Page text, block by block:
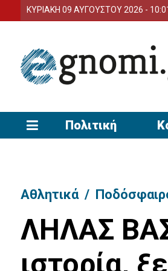
ΚΥΡΙΑΚΗ 09 ΑΥΓΟΥΣΤΟΥ 2026 -
Πολιτική
Αθλητικά /
ΛΗΛΑΣ
ιστορία,